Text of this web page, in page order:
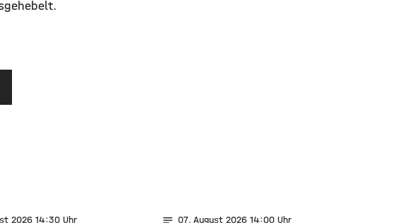
2026 14:30 notes 07. August 2026 14:00